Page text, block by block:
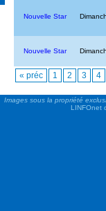
Nouvelle Star
Nouvelle Star
« préc 1 2 3 4
Images sous la propriété
LINFOnet